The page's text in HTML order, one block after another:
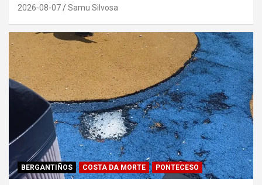
2026-08-07 Samu Silvosa
BERGANTIÑOS COSTA DA MORTE PONTECESO